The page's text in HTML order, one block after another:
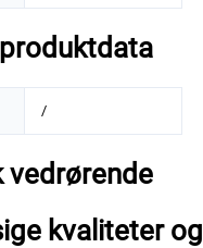
/
vedrørende
kvaliteter og